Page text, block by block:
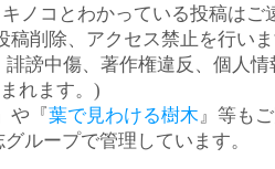
ノコとわかっている投稿はご
削除、アクセス禁止を行いま
謗中傷、著作権違反、個人
れます。)
や『葉で見わける樹木』等も
ループで管理しています。